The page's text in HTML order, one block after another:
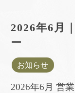
2026年6月
ー
お知らせ
2026年6月 営